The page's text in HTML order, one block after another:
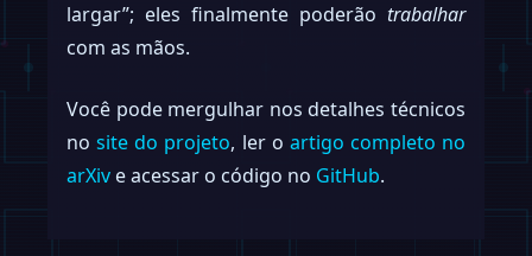
largar”; eles finalmente poderão trabalhar
com as mãos.
Você pode mergulhar nos detalhes técnicos
nosite do projeto, ler o artigo completo no
arXiv e acessar o código no GitHub.